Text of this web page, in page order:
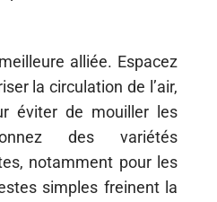
alliée. Espacez
la circulation de l’air,
éviter de mouiller les
des variétés
notamment pour les
simples freinent la